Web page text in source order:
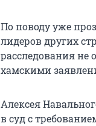
По поводу уже
лидеров других
расследования не
хамскими
Алексея
в суд с